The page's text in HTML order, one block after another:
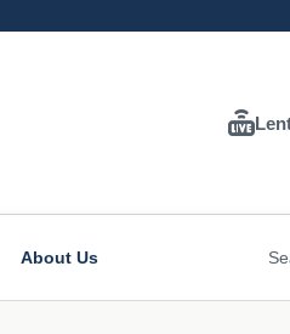
About Us